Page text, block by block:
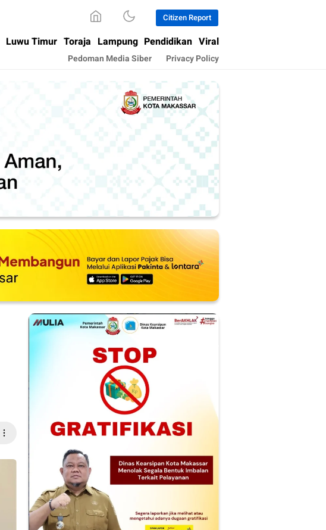
Citizen Report
Luwu Timur Toraja Lampung Pendidikan Viral
Pedoman Media Siber Privacy Policy